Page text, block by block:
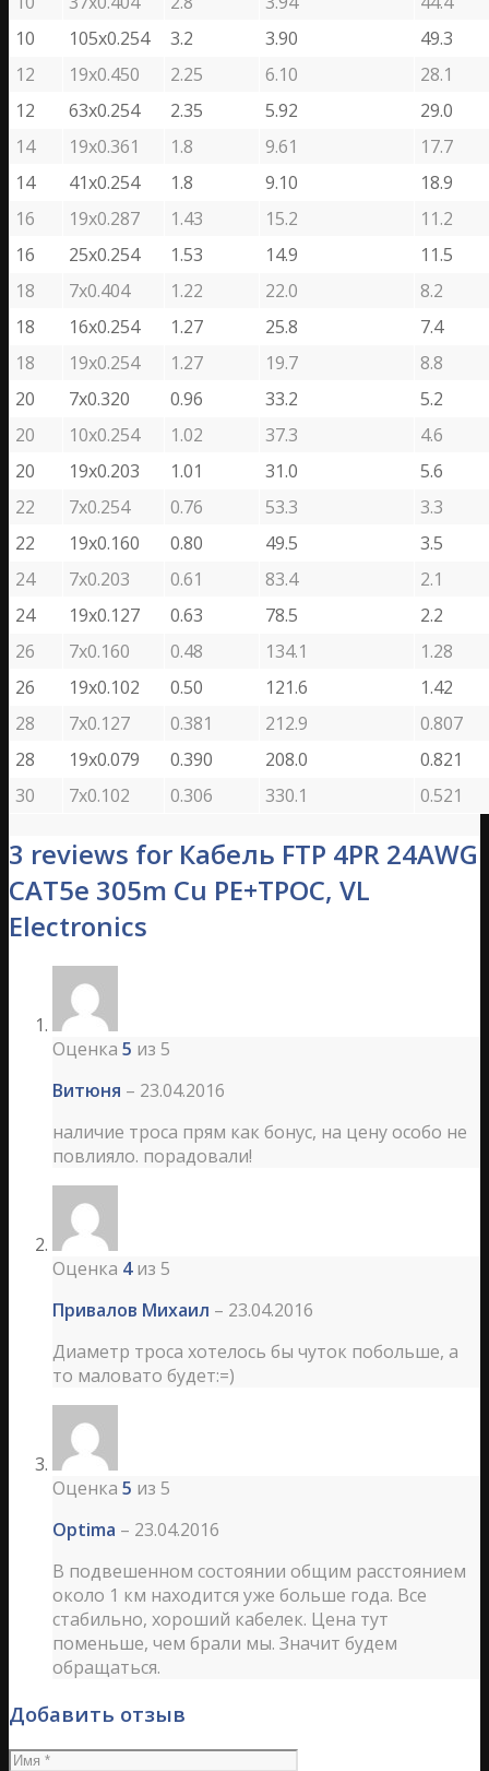
10
105х0.254 3.2 3.90
49.3
12
19х0.450 2.25 6.10
28.1
12
63х0.254 2.35 5.92
29.0
14
19х0.361 1.8 9.61
17.7
14
41х0.254 1.8 9.10
18.9
16
19х0.287 1.43 15.2
11.2
16
25х0.254 1.53 14.9
11.5
18
7х0.404 1.22 22.0
8.2
18
16х0.254 1.27 25.8
7.4
18
19х0.254 1.27 19.7
8.8
20
7х0.320 0.96 33.2
5.2
20
10х0.254 1.02 37.3
4.6
20
19х0.203 1.01 31.0
5.6
22
7х0.254 0.76 53.3
3.3
22
19х0.160 0.80 49.5
3.5
24
7х0.203 0.61 83.4
2.1
24
19х0.127 0.63 78.5
2.2
26
7х0.160 0.48 134.1
1.28
26
19х0.102 0.50 121.6
1.42
28
7х0.127 0.381 212.9
0.807
28
19х0.079 0.390 208.0
0.821
30
7х0.102 0.306 330.1 0.521
3 reviews for Кабель FTP 4PR 24AWG
CAT5е 305m Cu РЕ+ТРОС, VL
Electronics
Оценка 5 из 5
Витюня – 23.04.2016
наличие троса прям как бонус, на цену особо не
повлияло. порадовали!
Оценка 4из 5
Привалов Михаил – 23.04.2016
Диаметр троса хотелось бы чуток побольше, а
то маловато будет:=)
Оценка 5 из 5
Optima – 23.04.2016
В подвешенном состоянии общим расстоянием
около 1 км находится уже больше года. Все
стабильно, хороший кабелек. Цена тут
поменьше, чем брали мы. Значит будем
обращаться.
Добавить отзыв